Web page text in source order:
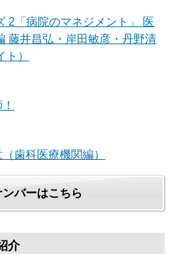
2「病院のマネジメント」 医
藤井昌弘・岸田敏彦・丹野清
）
歯科医療機関編）
バーはこちら
介